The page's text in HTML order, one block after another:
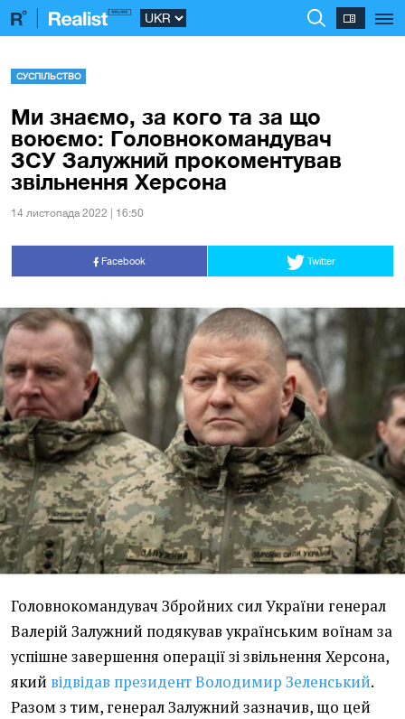
СУСПІЛЬСТВО
Ми знаємо, за кого та за що
воюємо: Головнокомандувач
ЗСУ Залужний прокоментував
звільнення Херсона
14 листопада 2022 | 16:50
Facebook Twitter
Головнокомандувач Збройних сил України генерал
Валерій Залужний подякував українським воїнам за
успішне завершення операції зі звільнення Херсона,
який відвідав президент Володимир Зеленський.
Разом з тим, генерал Залужний зазначив, що цей